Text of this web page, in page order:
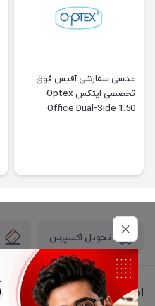
عدسی سفارشی آفیس فوق
تخصصی اپتکس Optex
Office Dual-Side 1.50
تحویل اکسپرس
اطلاعات تماس